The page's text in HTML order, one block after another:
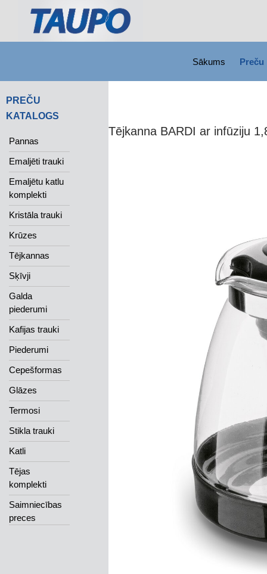
Sākums Preču
Tējkanna BARDI ar infūziju
PREČU
KATALOGS
Pannas
Emaljēti trauki
Emaljētu katlu
komplekti
Kristāla trauki
Krūzes
Tējkannas
Sķīvji
Galda
piederumi
Kafijas trauki
Piederumi
Cepešformas
Glāzes
Termosi
Stikla trauki
Katli
Tējas
komplekti
Saimniecības
preces